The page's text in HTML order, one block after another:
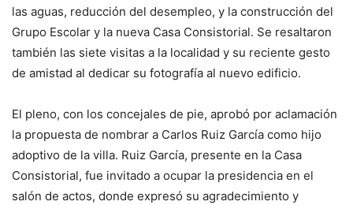
las aguas, reducción del desempleo, y la construcción del
Grupo Escolar y la nueva Casa Consistorial. Se resaltaron
también las siete visitas a la localidad y su reciente gesto
de amistad al dedicar su fotografía al nuevo edificio.
El pleno, con los concejales de pie, aprobó por aclamación
la propuesta de nombrar a Carlos Ruiz García como hijo
adoptivo de la villa. Ruiz García, presente en la Casa
Consistorial, fue invitado a ocupar la presidencia en el
salón de actos, donde expresó su agradecimiento y